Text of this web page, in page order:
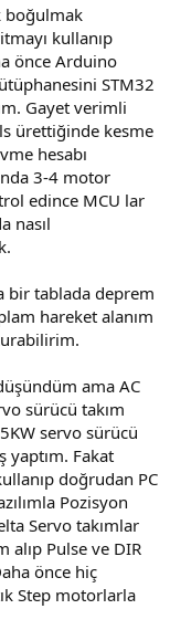
boğulmak
kullanıp
önce Arduino
STM32
Gayet verimli
ürettiğinde kesme
hesabı
3-4 motor
edince MCU lar
nasıl
bir tablada deprem
hareket alanım
ama AC
sürücü takım
servo sürücü
yaptım. Fakat
doğrudan PC
Pozisyon
Servo takımlar
alıp Pulse ve DIR
önce hiç
Step motorlarla